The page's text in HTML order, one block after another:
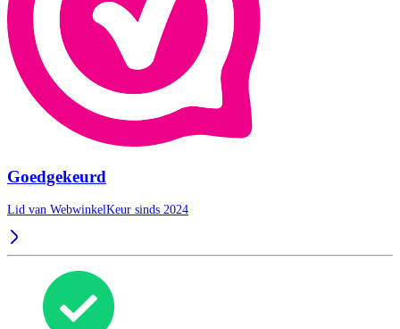
Goedgekeurd
Lid van WebwinkelKeur sinds 2024